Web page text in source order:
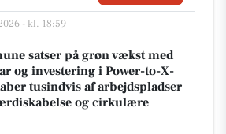
- kl. 18:59
satser på grøn vækst med
og investering i Power-to-X-
tusindvis af arbejdspladser
og cirkulære